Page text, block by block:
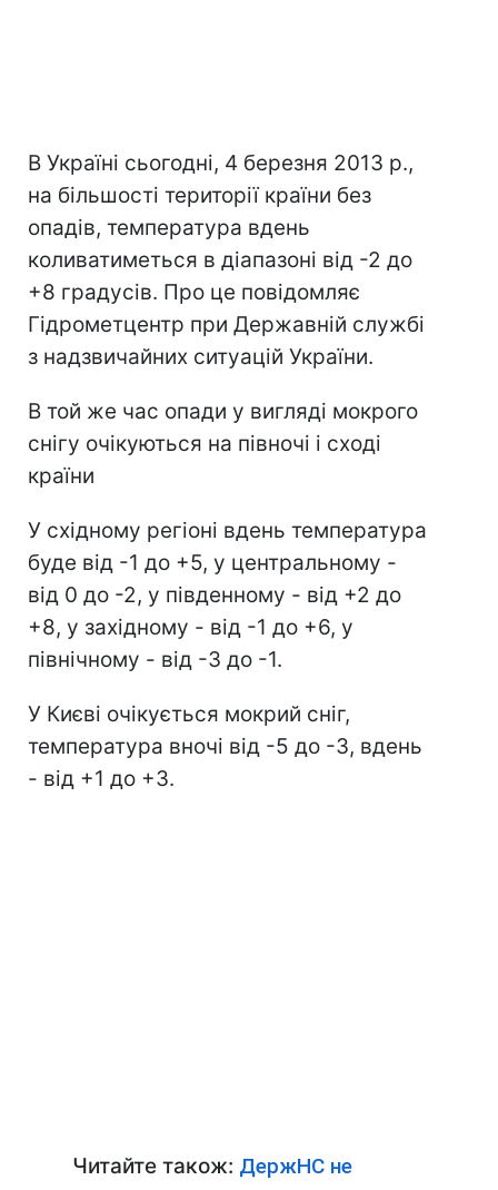
В Україні сьогодні, 4 березня 2013 р.,
на більшості території країни без
опадів, температура вдень
коливатиметься в діапазоні від -2 до
+8 градусів. Про це повідомляє
Гідрометцентр при Державній службі
з надзвичайних ситуацій України.
В той же час опади у вигляді мокрого
снігу очікуються на півночі і сході
країни
У східному регіоні вдень температура
буде від -1 до +5, у центральному -
від 0 до -2, у південному - від +2 до
+8, у західному - від -1 до +6, у
північному - від -3 до -1.
У Києві очікується мокрий сніг,
температура вночі від -5 до -3, вдень
- від +1 до +3.
Читайте також: ДержНС не